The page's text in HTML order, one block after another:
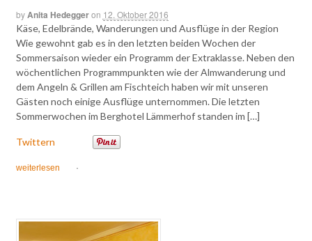
byAnita Hedeggeron 12. Oktober 2016
Käse, Edelbrände, Wanderungen und Ausflüge in der Region
Wie gewohnt gab es in den letzten beiden Wochen der
Sommersaison wieder ein Programm der Extraklasse. Neben den
wöchentlichen Programmpunkten wie der Almwanderung und
dem Angeln & Grillen am Fischteich haben wir mit unseren
Gästen noch einige Ausflüge unternommen. Die letzten
Sommerwochen im Berghotel Lämmerhof standen im […]
Twittern
weiterlesen ·